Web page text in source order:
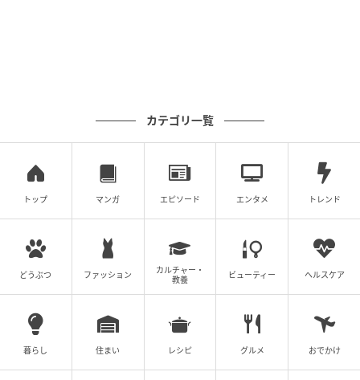
カテゴリ一覧
トップ マンガ エピソード エンタメ トレンド
どうぶつ ファッション
カルチャー・
教養
ビューティー ヘルスケア
暮らし 住まい レシピ グルメ おでかけ